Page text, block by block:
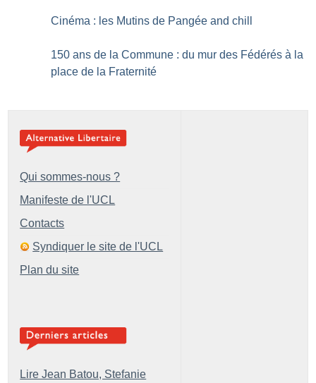
Cinéma : les Mutins de Pangée and chill
150 ans de la Commune : du mur des Fédérés à la
place de la Fraternité
Qui sommes-nous ?
Manifeste de l'UCL
Contacts
Syndiquer le site de l'UCL
Plan du site
Lire Jean Batou, Stefanie